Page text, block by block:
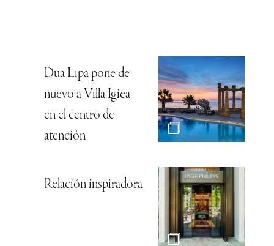
Dua Lipa pone de
nuevo a Villa Igiea
en el centro de
atención
Relación inspiradora